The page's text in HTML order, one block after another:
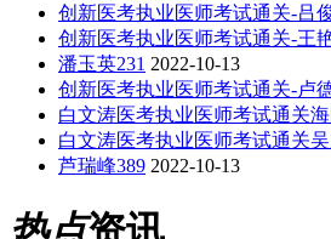
创新医考执业医师考试通关-吕
创新医考执业医师考试通关-王
潘玉英231 2022-10-13
创新医考执业医师考试通关-卢
白文涛医考执业医师考试通关
白文涛医考执业医师考试通关
芦瑞峰389 2022-10-13